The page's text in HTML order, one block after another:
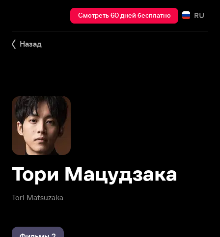
Смотреть 60 дней бесплатно RU
Назад
Tori Matsuzaka
Тори Мацудзака